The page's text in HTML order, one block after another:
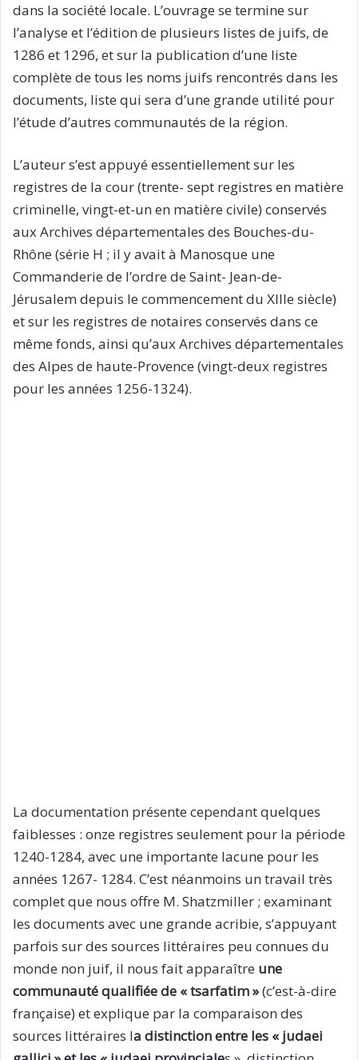
dans la société locale. L’ouvrage se termine sur
l’analyse et l’édition de plusieurs listes de juifs, de
1286 et 1296, et sur la publication d’une liste
complète de tous les noms juifs rencontrés dans les
documents, liste qui sera d’une grande utilité pour
l’étude d’autres communautés de la région.
L’auteur s’est appuyé essentiellement sur les
registres de la cour (trente- sept registres en matière
criminelle, vingt-et-un en matière civile) conservés
aux Archives départementales des Bouches-du-
Rhône (série H ; il y avait à Manosque une
Commanderie de l’ordre de Saint- Jean-de-
Jérusalem depuis le commencement du XIIIe siècle)
et sur les registres de notaires conservés dans ce
même fonds, ainsi qu’aux Archives départementales
des Alpes de haute-Provence (vingt-deux registres
pour les années 1256-1324).
La documentation présente cependant quelques
faiblesses : onze registres seulement pour la période
1240-1284, avec une importante lacune pour les
années 1267- 1284. C’est néanmoins un travail très
complet que nous offre M. Shatzmiller ; examinant
les documents avec une grande acribie, s’appuyant
parfois sur des sources littéraires peu connues du
monde non juif, il nous fait apparaître une
communauté qualifiée de « tsarfatim »(c’est-à-dire
française) et explique par la comparaison des
sources littéraires la distinction entre les « judaei